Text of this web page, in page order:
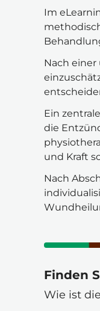
Im
Nach
Ein
die
und Kraft
Nach
Finden